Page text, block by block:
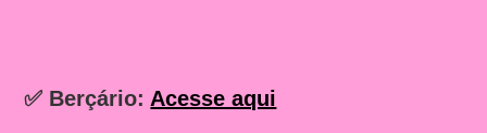
✅ Berçário: Acesse aqui